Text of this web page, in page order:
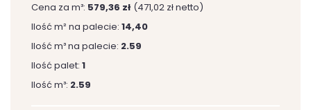
Cena za m³: 579,36 zł (471,02 zł netto)
Ilość m² na palecie: 14,40
Ilość m³ na palecie: 2.59
Ilość palet: 1
Ilość m³: 2.59